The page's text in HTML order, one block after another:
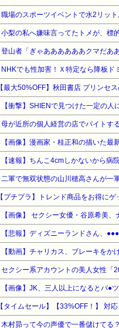
登山者「ぎゃああああああクマだあ
NHKでも性加害！Ｘ特定なら降板ド
【最大50%OFF】秋田書店 プリンセ
【衝撃】SHIENで見つけた一定の
【画像】漫画家・桂正和の描いた
【速報】ちんこ4cmしかないから
二軍で無双状態の山川穂高さんが一
【プチプラ】トレンド商品をお得にゲ
【画像】 セクシー女優・谷原希美
【悲報】ディズニーランドさん、
【動画】チャリカス、ブレーキを
【画像】JK、三人以上になるとパ●
木村昴って今の声優で一番儲けてる？